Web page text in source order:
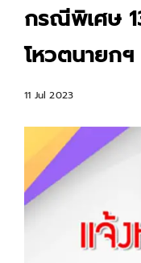
กรณีพิเศษ
โหวตนายกฯ
11 Jul 2023